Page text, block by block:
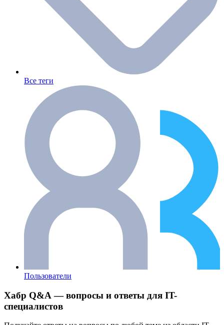
Все теги
Пользователи
Хабр Q&A — вопросы и ответы для IT-
специалистов